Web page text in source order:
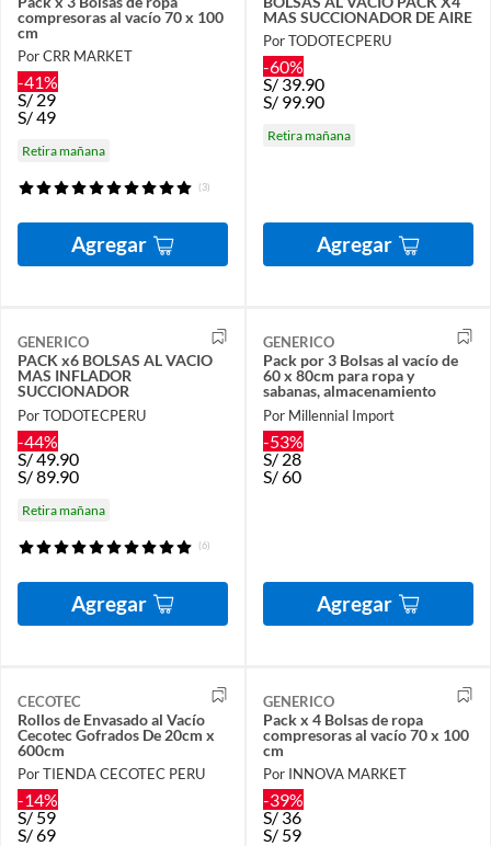
compresoras al vacío 70 x 100
cm
Por CRR MARKET
-41%
S/ 29
S/49
Retira mañana
(3)
Agregar
MAS SUCCIONADOR DE AIRE
Por TODOTECPERU
-60%
S/ 39.90
S/ 99.90
Retira mañana
Agregar
GENERICO
PACK x6 BOLSAS AL VACIO
MAS INFLADOR
SUCCIONADOR
Por TODOTECPERU
-44%
S/49.90
S/89.90
Retira mañana
(6)
Agregar
GENERICO
Pack por 3 Bolsas al vacío de
60 x 80cm para ropa y
sabanas, almacenamiento
Por Millennial Import
-53%
S/28
S/60
Agregar
CECOTEC
Rollos de Envasado al Vacío
Cecotec Gofrados De 20cm x
600cm
Por TIENDA CECOTEC PERU
-14%
S/59
S/69
GENERICO
Pack x 4 Bolsas de ropa
compresoras al vacío 70 x 100
cm
Por INNOVA MARKET
-39%
S/36
S/ 59